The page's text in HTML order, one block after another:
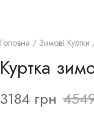
Головна / Зимові Куртки
Куртка
3184 грн